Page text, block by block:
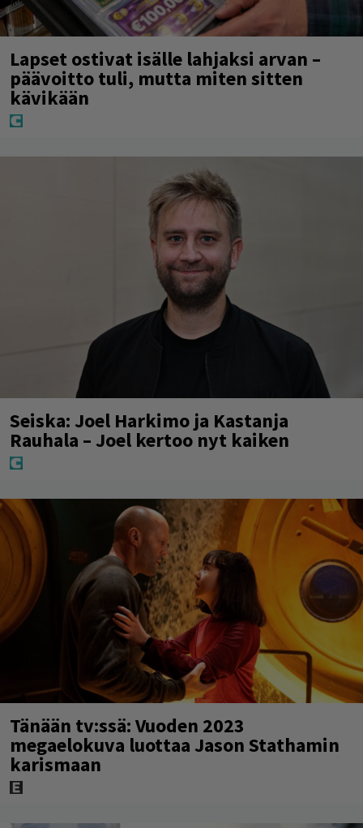
Lapset ostivat isälle lahjaksi arvan –
päävoitto tuli, mutta miten sitten
kävikään
Seiska: Joel Harkimo ja Kastanja
Rauhala – Joel kertoo nyt kaiken
Tänään tv:ssä: Vuoden 2023
megaelokuva luottaa Jason Stathamin
karismaan